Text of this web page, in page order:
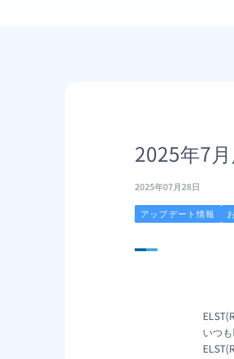
2025年7
2025年07月28日
アップデート情報
いつ